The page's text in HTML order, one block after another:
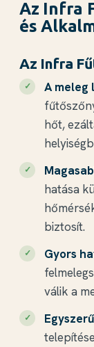
Az Infra
és
Az Infra
A
hőt,
hatása
biztosít.
Gyors
válik a